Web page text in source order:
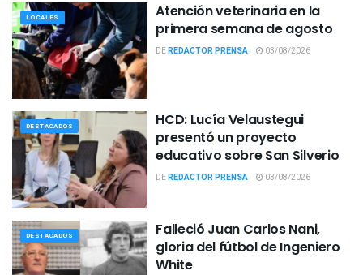
LOCALES
Atención veterinaria en la
primera semana de agosto
DEREDACTOR PRENSA 03/08/2026
DESTACADOS
HCD: Lucía Velaustegui
presentó un proyecto
educativo sobre San Silverio
DEREDACTOR PRENSA 03/08/2026
DESTACADOS
Falleció Juan Carlos Nani,
gloria del fútbol de Ingeniero
White